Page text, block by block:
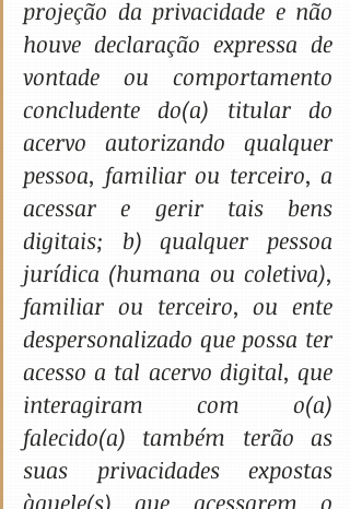
projeção da privacidade e não
houve declaração expressa de
vontade ou comportamento
concludente do(a) titular do
acervo autorizando qualquer
pessoa, familiar ou terceiro, a
acessar e gerir tais bens
digitais; b) qualquer pessoa
jurídica (humana ou coletiva),
familiar ou terceiro, ou ente
despersonalizado que possa ter
acesso a tal acervo digital, que
interagiram com o(a)
falecido(a) também terão as
suas privacidades expostas
àquele(s) que acessarem o